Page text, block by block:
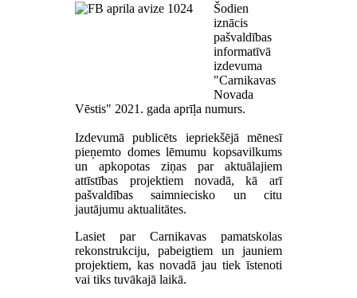
Šodien
iznācis
pašvaldības
informatīvā
izdevuma
"Carnikavas
Novada
Vēstis" 2021. gada aprīļa numurs.
Izdevumā publicēts iepriekšējā mēnesī
pieņemto domes lēmumu kopsavilkums
un apkopotas ziņas par aktuālajiem
attīstības projektiem novadā, kā arī
pašvaldības saimniecisko un citu
jautājumu aktualitātes.
Lasiet par Carnikavas pamatskolas
rekonstrukciju, pabeigtiem un jauniem
projektiem, kas novadā jau tiek īstenoti
vai tiks tuvākajā laikā.